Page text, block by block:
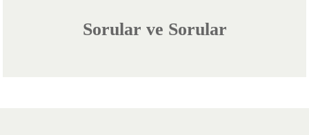
Sorular ve Sorular